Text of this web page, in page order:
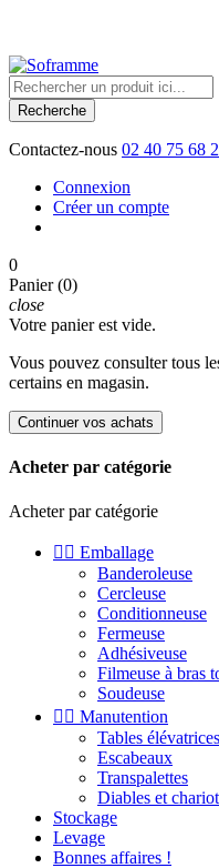
Recherche
Contactez-nous 02 40 75 68
Connexion
Créer un compte
0
Panier (0)
close
Votre panier est vide.
Vous pouvez consulter tous
certains en magasin.
Continuer vos achats
Acheter par catégorie
Acheter par catégorie
  Emballage
Banderoleuse
Cercleuse
Conditionneuse
Fermeuse
Adhésiveuse
Filmeuse à bras
Soudeuse
  Manutention
Tables élévatrices
Escabeaux
Transpalettes
Diables et
Stockage
Levage
Bonnes affaires !